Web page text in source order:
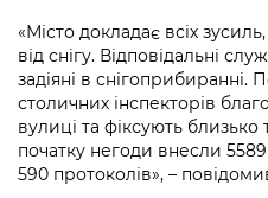
Статистика
Звернення громадян
Регуляторна діяльність
Фінанси та бюджет
Безпека та
Ритуальні послуги
Іноземцям / For
Контактний центр
Допомога учасникам
Рада з питань
осіб при Київській
адміністрації
Порядок оскарження
бездіяльності
Звіти про опрацювання
публічну інформацію
Зйомки в лікарнях в
стану / Rules for media
hospitals at work under
Контакти для медіа /
media
«Місто докладає всіх
від снігу. Відповідальні
задіяні в снігоприбиранні.
столичних інспекторів
вулиці та фіксують
початку негоди внесли
590 протоколів», –